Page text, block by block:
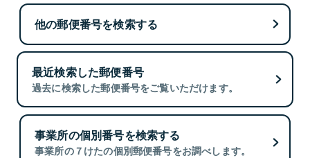
他の郵便番号を検索する
最近検索した郵便番号
過去に検索した郵便番号をご覧いただけます。
事業所の個別番号を検索する
事業所の７けたの個別郵便番号をお調べします。